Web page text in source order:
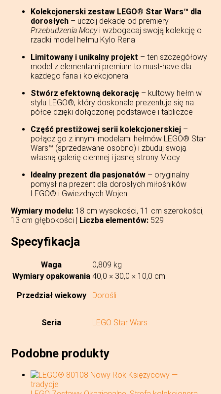
Kolekcjonerski zestaw LEGO® Star Wars™ dla
dorosłych – uczcij dekadę od premiery
Przebudzenia Mocyi wzbogacaj swoją kolekcję o
rzadki model hełmu Kylo Rena
Limitowany i unikalny projekt – ten szczegółowy
model z elementami premium to must-have dla
każdego fana i kolekcjonera
Stwórz efektowną dekorację – kultowy hełm w
stylu LEGO®, który doskonale prezentuje się na
półce dzięki dołączonej podstawce i tabliczce
Część prestiżowej serii kolekcjonerskiej –
połącz go z innymi modelami hełmów LEGO® Star
Wars™ (sprzedawane osobno) i zbuduj swoją
własną galerię ciemnej i jasnej strony Mocy
Idealny prezent dla pasjonatów – oryginalny
pomysł na prezent dla dorosłych miłośników
LEGO® i Gwiezdnych Wojen
Wymiary modelu: 18 cm wysokości, 11 cm szerokości,
13 cm głębokości | Liczba elementów: 529
Specyfikacja
Waga
0,809 kg
Wymiary opakowania 40,0 × 30,0 × 10,0 cm
Przedział wiekowy Dorośli
Seria LEGO Star Wars
Podobne produkty